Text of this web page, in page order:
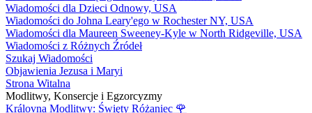
Wiadomości dla Dzieci Odnowy, USA
Wiadomości do Johna Leary'ego w Rochester NY, USA
Wiadomości dla Maureen Sweeney-Kyle w North Ridgeville, USA
Wiadomości z Różnych Źródeł
Szukaj Wiadomości
Objawienia Jezusa i Maryi
Strona Witalna
Modlitwy, Konsercje i Egzorcyzmy
Královna Modlitwy: Święty Różaniec 🌹